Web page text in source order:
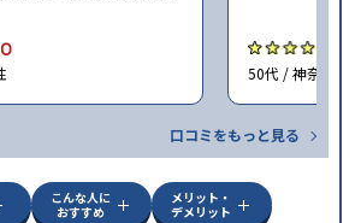
50代 / 神奈川県
口コミをもっと見る
こんな人に
おすすめ
メリット・
デメリット